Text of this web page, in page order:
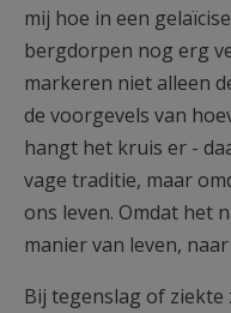
mij hoe in een
bergdorpen nog erg
markeren niet alleen
de voorgevels van
hangt het kruis er -
vage traditie, maar
ons leven. Omdat het
manier van leven,
Bij tegenslag of ziekte